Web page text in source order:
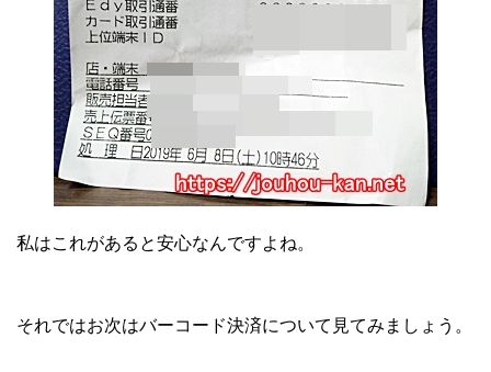
私はこれがあると安心なんですよね。
それではお次はバーコード決済について見てみましょう。